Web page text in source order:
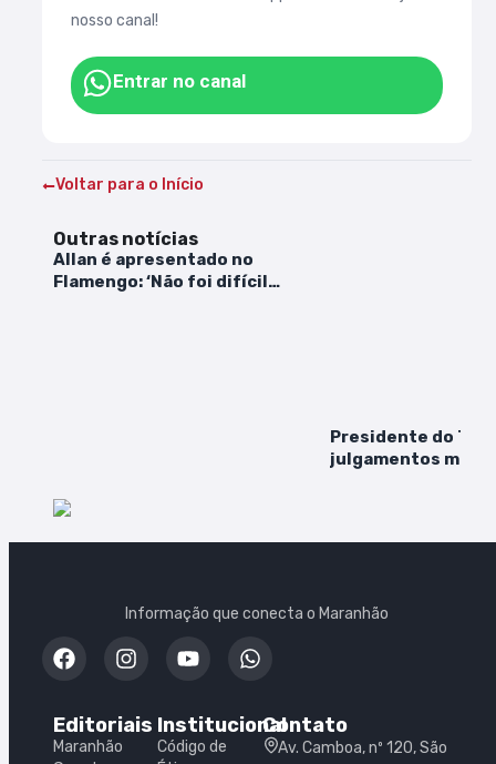
nosso canal!
Entrar no canal
Voltar para o Início
Outras notícias
Allan é apresentado no
Flamengo: ‘Não foi difícil
Presidente do
julgamentos
Informação que conecta o Maranhão
Editoriais
Maranhão
Institucional
Código de
Contato
Av. Camboa, nº 120, São